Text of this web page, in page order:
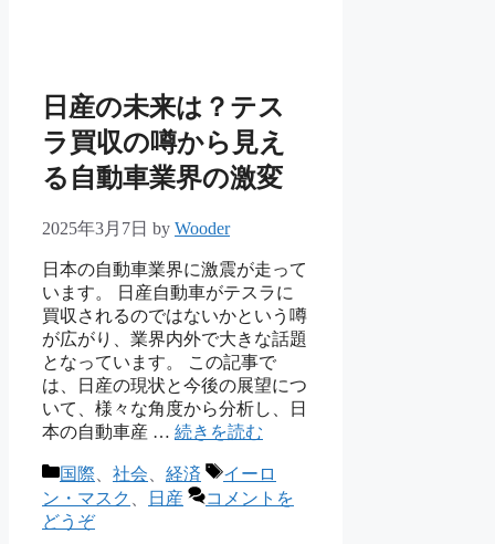
日産の未来は？テス
ラ買収の噂から見え
る自動車業界の激変
2025年3月7日 by Wooder
日本の自動車業界に激震が走って
います。 日産自動車がテスラに
買収されるのではないかという噂
が広がり、業界内外で大きな話題
となっています。 この記事で
は、日産の現状と今後の展望につ
いて、様々な角度から分析し、日
本の自動車産 … 続きを読む
カ
テ
ゴ
国際 社会 経済
タ
グ
イーロ
ン・マスク
日産
コメントを
どうぞ